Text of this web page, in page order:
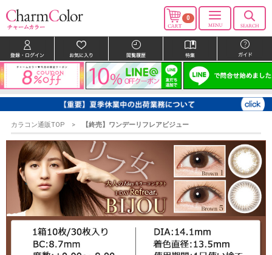
0
カラコン通販TOP 【終売】ワンデーリフレアビジュー